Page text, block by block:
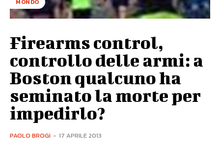
MONDO
Firearms control,
controllo delle armi: a
Boston qualcuno ha
seminato la morte per
impedirlo?
PAOLO BROGI - 17 APRILE 2013